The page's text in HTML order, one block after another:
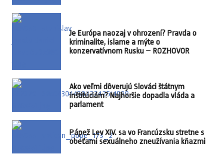
Je Európa naozaj v ohrození? Pravda o
kriminalite, islame a mýte o
konzervatívnom Rusku – ROZHOVOR
Ako veľmi dôverujú Slováci štátnym
inštitúciám? Najhoršie dopadla vláda a
parlament
Pápež Lev XIV. sa vo Francúzsku stretne s
obeťami sexuálneho zneužívania kňazmi